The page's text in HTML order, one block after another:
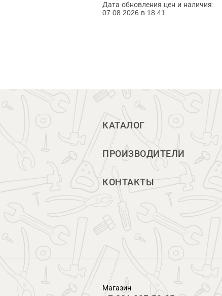
Дата обновления цен и наличия:
07.08.2026 в 18:41
КАТАЛОГ
ПРОИЗВОДИТЕЛИ
КОНТАКТЫ
Магазин